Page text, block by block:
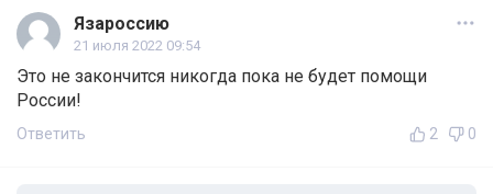
Язароссию
21 июля 2022 09:54
Это не закончится никогда пока не будет помощи
России!
Ответить 2 0